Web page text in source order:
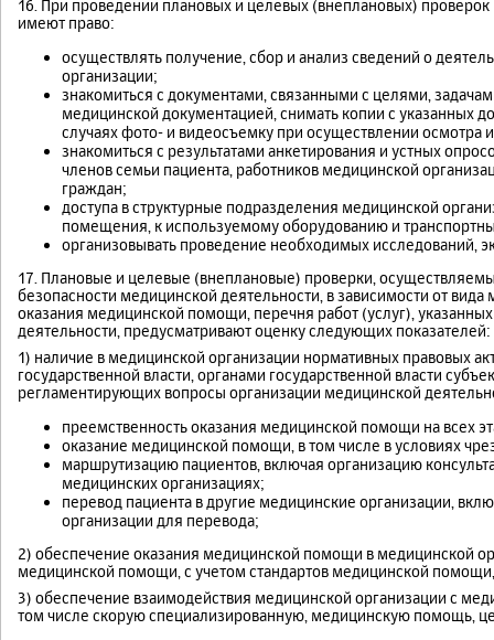
16. При проведении плановых и целевых (внеплановых)
имеют право:
осуществлять получение, сбор и анализ сведений о
организации;
знакомиться с документами, связанными с целями,
медицинской документацией, снимать копии с указанных
случаях фото- и видеосъемку при осуществлении осмотра
знакомиться с результатами анкетирования и устных
членов семьи пациента, работников медицинской
граждан;
доступа в структурные подразделения медицинской
помещения, к используемому оборудованию и
организовывать проведение необходимых исследований,
17. Плановые и целевые (внеплановые) проверки,
безопасности медицинской деятельности, в зависимости от
оказания медицинской помощи, перечня работ (услуг),
деятельности, предусматривают оценку следующих показателей:
1) наличие в медицинской организации нормативных правовых
государственной власти, органами государственной власти
регламентирующих вопросы организации медицинской
преемственность оказания медицинской помощи на всех
оказание медицинской помощи, в том числе в условиях
маршрутизацию пациентов, включая организацию
медицинских организациях;
перевод пациента в другие медицинские организации,
организации для перевода;
2) обеспечение оказания медицинской помощи в медицинской
медицинской помощи, с учетом стандартов медицинской
3) обеспечение взаимодействия медицинской организации с
том числе скорую специализированную, медицинскую помощь,